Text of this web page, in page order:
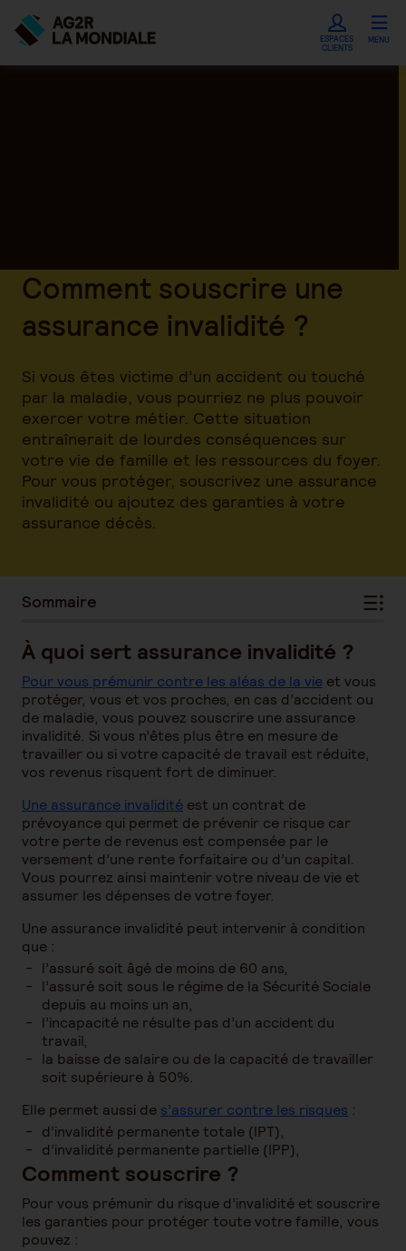
ESPACES
CLIENTS
MENU
Comment souscrire une
assurance invalidité ?
Si vous êtes victime d’un accident ou touché
par la maladie, vous pourriez ne plus pouvoir
exercer votre métier. Cette situation
entraînerait de lourdes conséquences sur
votre vie de famille et les ressources du foyer.
Pour vous protéger, souscrivez une assurance
invalidité ou ajoutez des garanties à votre
assurance décès.
Sommaire
À quoi sert assurance invalidité ?
Pour vous prémunir contre les aléas de la vie et vous
protéger, vous et vos proches, en cas d’accident ou
de maladie, vous pouvez souscrire une assurance
invalidité. Si vous n’êtes plus être en mesure de
travailler ou si votre capacité de travail est réduite,
vos revenus risquent fort de diminuer.
Une assurance invalidité est un contrat de
prévoyance qui permet de prévenir ce risque car
votre perte de revenus est compensée par le
versement d’une rente forfaitaire ou d’un capital.
Vous pourrez ainsi maintenir votre niveau de vie et
assumer les dépenses de votre foyer.
Une assurance invalidité peut intervenir à condition
que :
l’assuré soit âgé de moins de 60 ans,
l’assuré soit sous le régime de la Sécurité Sociale
depuis au moins un an,
l’incapacité ne résulte pas d’un accident du
travail,
la baisse de salaire ou de la capacité de travailler
soit supérieure à 50%.
Elle permet aussi de s’assurer contre les risques :
d’invalidité permanente totale (IPT),
d’invalidité permanente partielle (IPP),
Comment souscrire ?
Pour vous prémunir du risque d’invalidité et souscrire
les garanties pour protéger toute votre famille, vous
pouvez :